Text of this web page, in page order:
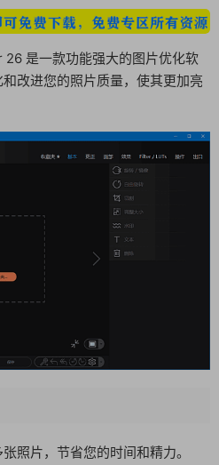
是一款功能强大的图片优化软
改进您的照片质量，使其更加亮
照片，节省您的时间和精力。